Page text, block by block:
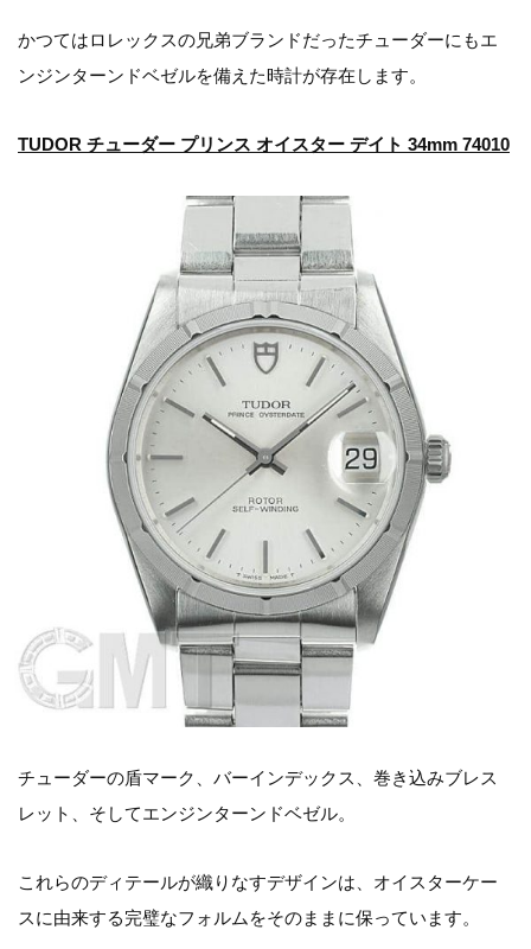
かつてはロレックスの兄弟ブランドだったチューダーにもエ
ンジンターンドベゼルを備えた時計が存在します。
TUDOR チューダー プリンス オイスター デイト 34mm 74010
チューダーの盾マーク、バーインデックス、巻き込みブレス
レット、そしてエンジンターンドベゼル。
これらのディテールが織りなすデザインは、オイスターケー
スに由来する完璧なフォルムをそのままに保っています。